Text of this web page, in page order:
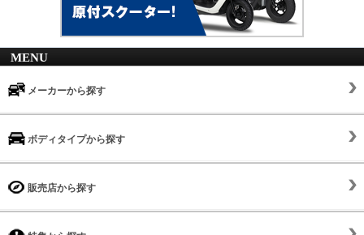
MENU
メーカーから探す
ボディタイプから探す
販売店から探す